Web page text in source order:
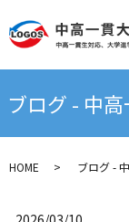
ブログ - 中
HOME ブログ -